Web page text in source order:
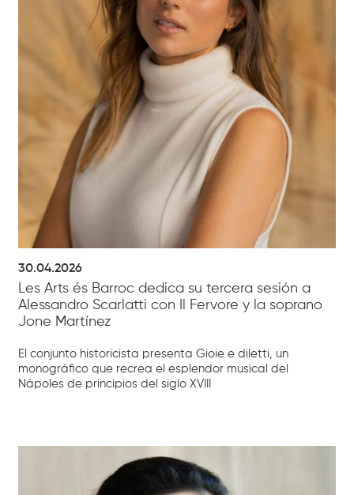
30.04.2026
Les Arts és Barroc dedica su tercera sesión a
Alessandro Scarlatti con Il Fervore y la soprano
Jone Martínez
El conjunto historicista presenta Gioie e diletti, un
monográfico que recrea el esplendor musical del
Nápoles de principios del siglo XVIII